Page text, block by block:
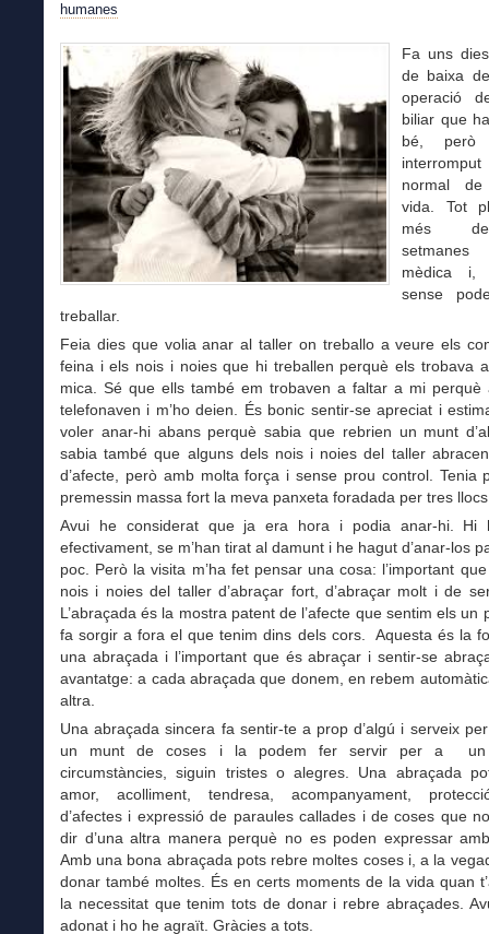
humanes
Fa uns
de baixa
operació
biliar que
bé,
normal
vida. Tot
més
setmanes
mèdica i,
sense
treballar.
Feia dies que volia anar al taller on treballo a veure els
feina i els nois i noies que hi treballen perquè els trobava
mica. Sé que ells també em trobaven a faltar a mi perquè
telefonaven i m’ho deien. És bonic sentir-se apreciat i
voler anar-hi abans perquè sabia que rebrien un munt
sabia també que alguns dels nois i noies del taller
d’afecte, però amb molta força i sense prou control. Tenia
premessin massa fort la meva panxeta foradada per tres
Avui he considerat que ja era hora i podia anar-hi. Hi
efectivament, se m’han tirat al damunt i he hagut d’anar-los
poc. Però la visita m’ha fet pensar una cosa: l’important
nois i noies del taller d’abraçar fort, d’abraçar molt i de
L’abraçada és la mostra patent de l’afecte que sentim els un
fa sorgir a fora el que tenim dins dels cors. Aquesta és la
una abraçada i l’important que és abraçar i sentir-se
avantatge: a cada abraçada que donem, en rebem
altra.
Una abraçada sincera fa sentir-te a prop d’algú i serveix
un munt de coses i la podem fer servir per a un
circumstàncies, siguin tristes o alegres. Una abraçada
amor, acolliment, tendresa, acompanyament,
d’afectes i expressió de paraules callades i de coses que
dir d’una altra manera perquè no es poden expressar
Amb una bona abraçada pots rebre moltes coses i, a la
donar també moltes. És en certs moments de la vida quan
la necessitat que tenim tots de donar i rebre abraçades.
adonat i ho he agraït. Gràcies a tots.